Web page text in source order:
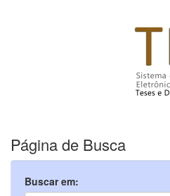
Página de Busca
Buscar em: